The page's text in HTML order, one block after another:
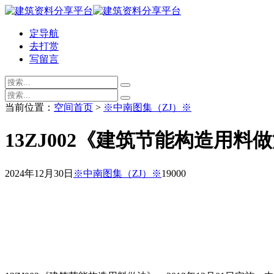
定导航
去打赏
写留言
当前位置： 空间首页 > ※中南图集（ZJ）※
13ZJ002《建筑节能构造用料
2024年12月30日 ※中南图集（ZJ）※19000